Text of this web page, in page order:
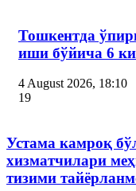
Тошкентда
иши бўйича 6
4 August 2026, 18:10
19
Устама камроқ
хизматчилари
тизими